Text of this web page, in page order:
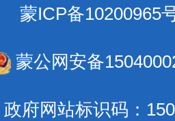
蒙ICP备10200965
蒙公网安备
政府网站标识码：